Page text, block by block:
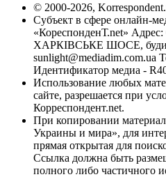
© 2000-2026,
Субъект в сфере онлайн-
«КореспонденТ.net» Адрес:
ХАРКІВСЬКЕ ШОСЕ,
sunlight@mediadim.com.ua
Идентификатор медиа -
Использование любых
сайте, разрешается при
Корреспондент.net.
При копировании
Украины и мира», для
прямая открытая для
Ссылка должна быть
полного либо частичного